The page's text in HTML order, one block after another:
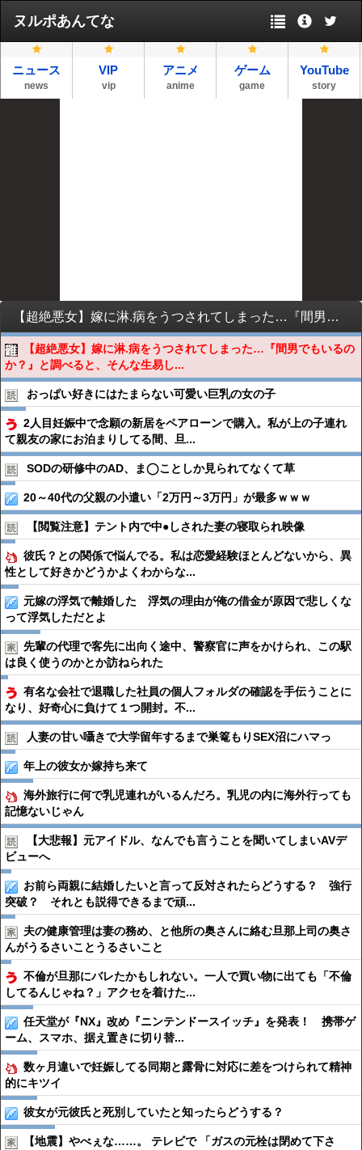
ヌルポあんてな
ニュース
news
VIP
vip
アニメ
anime
ゲーム
game
YouTube
story
【超絶悪女】嫁に淋.病をうつされてしまった…『間男でもいるのか？』と調べると、そんな生易しい状況ではなかった…
【超絶悪女】嫁に淋.病をうつされてしまった…『間男でもいるの
か？』と調べると、そんな生易し...
おっぱい好きにはたまらない可愛い巨乳の女の子
2人目妊娠中で念願の新居をペアローンで購入。私が上の子連れ
て親友の家にお泊まりしてる間、旦...
SODの研修中のAD、ま◯ことしか見られてなくて草
20～40代の父親の小遣い「2万円～3万円」が最多ｗｗｗ
【閲覧注意】テント内で中●︎しされた妻の寝取られ映像
彼氏？との関係で悩んでる。私は恋愛経験ほとんどないから、異
性として好きかどうかよくわからな...
元嫁の浮気で離婚した 浮気の理由が俺の借金が原因で悲しくな
って浮気しただとよ
先輩の代理で客先に出向く途中、警察官に声をかけられ、この駅
は良く使うのかとか訪ねられた
有名な会社で退職した社員の個人フォルダの確認を手伝うことに
なり、好奇心に負けて１つ開封。不...
人妻の甘い囁きで大学留年するまで巣篭もりSEX沼にハマっ
年上の彼女か嫁持ち来て
海外旅行に何で乳児連れがいるんだろ。乳児の内に海外行っても
記憶ないじゃん
【大悲報】元アイドル、なんでも言うことを聞いてしまいAVデ
ビューへ
お前ら両親に結婚したいと言って反対されたらどうする？ 強行
突破？ それとも説得できるまで頑...
夫の健康管理は妻の務め、と他所の奥さんに絡む旦那上司の奥さ
んがうるさいことうるさいこと
不倫が旦那にバレたかもしれない。一人で買い物に出ても「不倫
してるんじゃね？」アクセを着けた...
任天堂が『NX』改め『ニンテンドースイッチ』を発表！ 携帯ゲ
ーム、スマホ、据え置きに切り替...
数ヶ月違いで妊娠してる同期と露骨に対応に差をつけられて精神
的にキツイ
彼女が元彼氏と死別していたと知ったらどうする？
【地震】やべぇな……。 テレビで 「ガスの元栓は閉めて下さ